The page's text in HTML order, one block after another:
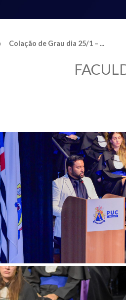
Colação de Grau dia 25/1 – ...